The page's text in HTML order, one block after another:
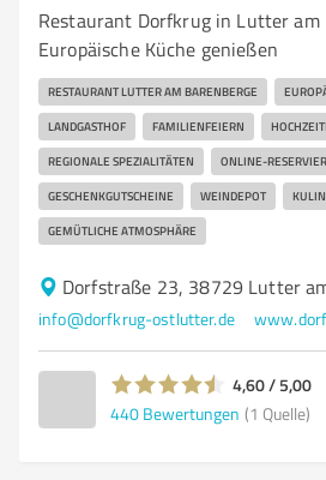
Restaurant Dorfkrug in Lutter am
Europäische Küche genießen
RESTAURANT LUTTER AM BARENBERGE
LANDGASTHOF FAMILIENFEIERN
REGIONALE SPEZIALITÄTEN ONLINE-
GESCHENKGUTSCHEINE WEINDEPOT
GEMÜTLICHE ATMOSPHÄRE
Dorfstraße 23, 38729 Lutter
info@dorfkrug-ostlutter.de
4,60 / 5,00
440 Bewertungen (1 Quelle)